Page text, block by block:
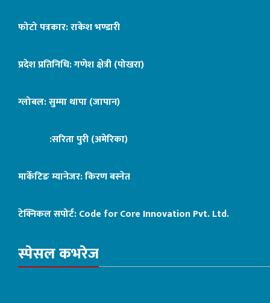
फोटो पत्रकार: राकेश भण्डारी
प्रदेश प्रतिनिधि: गणेश क्षेत्री (पोखरा)
ग्लोबल: सुम्मा थापा (जापान)
:सरिता पुरी (अमेरिका)
मार्केटिङ म्यानेजर: किरण बस्नेत
टेक्निकल सपोर्ट:Code for Core Innovation Pvt. Ltd.
स्पेसल कभरेज